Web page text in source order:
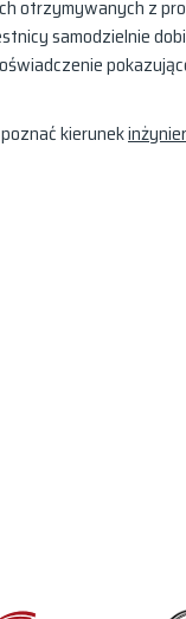
otrzymywanych z
samodzielnie
kierunek